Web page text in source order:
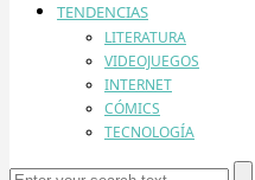
TENDENCIAS
LITERATURA
VIDEOJUEGOS
INTERNET
CÓMICS
TECNOLOGÍA